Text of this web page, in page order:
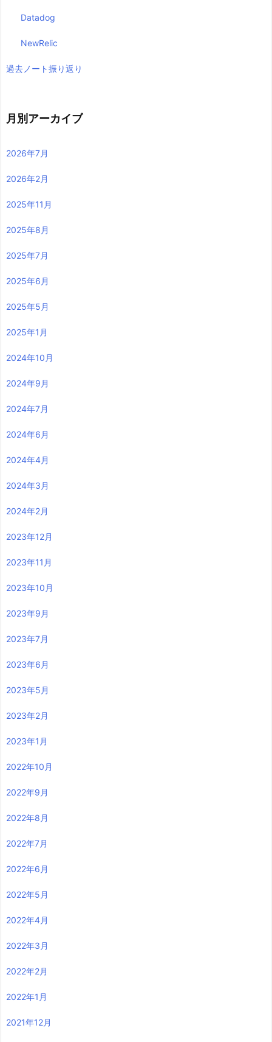
Datadog
NewRelic
過去ノート振り返り
月別アーカイブ
2026年7月
2026年2月
2025年11月
2025年8月
2025年7月
2025年6月
2025年5月
2025年1月
2024年10月
2024年9月
2024年7月
2024年6月
2024年4月
2024年3月
2024年2月
2023年12月
2023年11月
2023年10月
2023年9月
2023年7月
2023年6月
2023年5月
2023年2月
2023年1月
2022年10月
2022年9月
2022年8月
2022年7月
2022年6月
2022年5月
2022年4月
2022年3月
2022年2月
2022年1月
2021年12月